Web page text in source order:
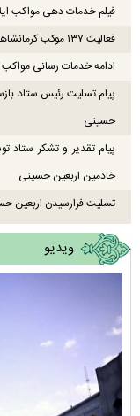
فیلم خدمات دهی مواکب
فعالیت ۱۳۷ موکب کرمانشاهی در مسیر بازگشت زوار اربعین
ادامه خدمات رسانی مواکب
پیام تسلیت رئیس ستاد
حسینی
پیام تقدیر و تشکر ستاد
خادمین اربعین حسینی
تسلیت فرارسیدن اربعین
ویدیو